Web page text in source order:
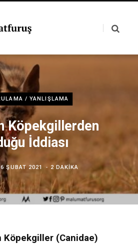
/ YANLIŞLAMA
Köpekgillerden
İddiası
6 ŞUBAT 2021 2 DAKIKA
Köpekgiller (Canidae)